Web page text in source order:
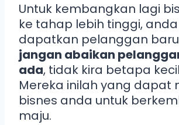
Untuk kembangkan lagi
ke tahap lebih tinggi,
dapatkan pelanggan
jangan abaikan
ada, tidak kira betapa
Mereka inilah yang dapat
bisnes anda untuk
maju.